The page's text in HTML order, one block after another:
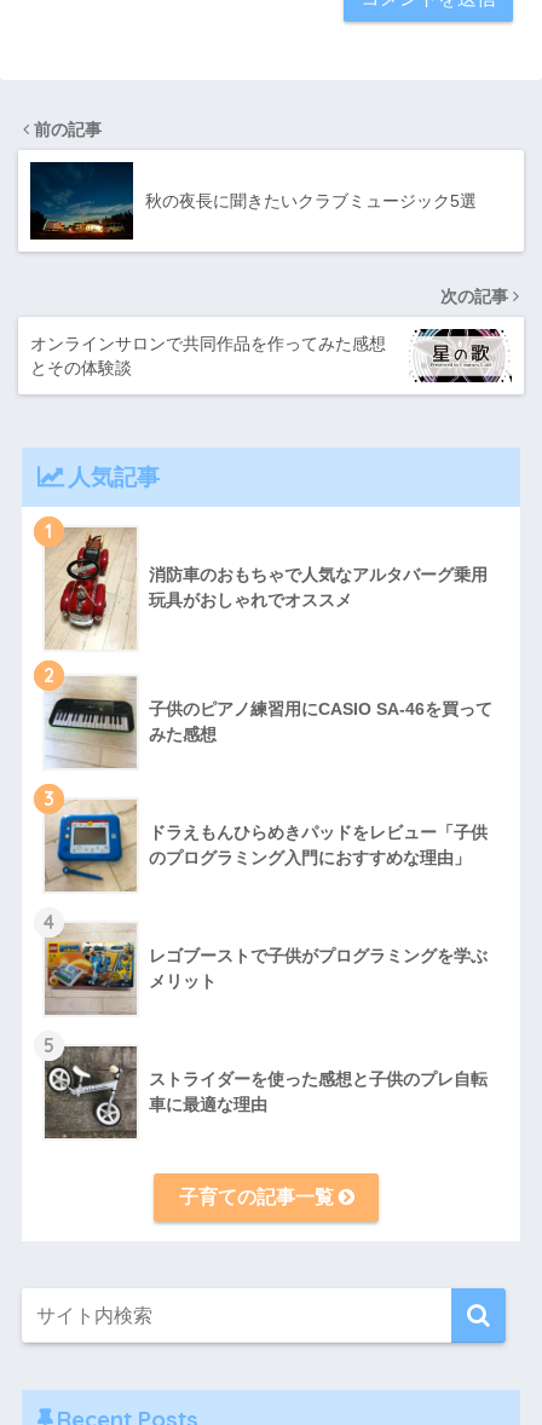
前の記事
秋の夜長に聞きたいクラブミュージック5選
次の記事
オンラインサロンで共同作品を作ってみた感想
とその体験談
人気記事
1
消防車のおもちゃで人気なアルタバーグ乗用
玩具がおしゃれでオススメ
2
子供のピアノ練習用にCASIO SA-46を買って
みた感想
3
ドラえもんひらめきパッドをレビュー「子供
のプログラミング入門におすすめな理由」
4
レゴブーストで子供がプログラミングを学ぶ
メリット
5
ストライダーを使った感想と子供のプレ自転
車に最適な理由
子育ての記事一覧